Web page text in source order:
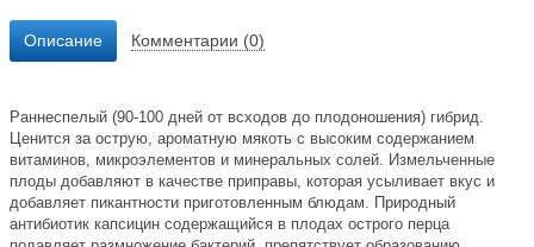
Описание Комментарии (0)
Раннеспелый (90-100 дней от всходов до плодоношения) гибрид.
Ценится за острую, ароматную мякоть с высоким содержанием
витаминов, микроэлементов и минеральных солей. Измельченные
плоды добавляют в качестве приправы, которая усыливает вкус и
добавляет пикантности приготовленным блюдам. Природный
антибиотик капсицин содержащийся в плодах острого перца